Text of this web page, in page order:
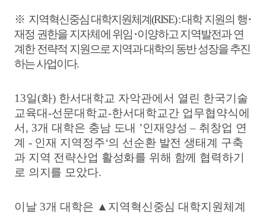
※ 지역혁신중심 대학지원체계(RISE) :대학 지원의 행･
재정 권한을 지자체에 위임 ･이양하고 지역발전과 연
계한 전략적 지원으로 지역과 대학의 동반 성장을 추진
하는 사업이다.
13일(화) 한서대학교 자악관에서 열린 한국기술
교육대-선문대학교-한서대학교간 업무협약식에
서 , 3개 대학은 충남 도내 ’인재양성– 취창업 연
계 - 인재 지역정주‘의 선순환 발전 생태계 구축
과 지역 전략산업 활성화를 위해 함께 협력하기
로 의지를 모았다.
이날 3개 대학은 ▲ 지 역혁신중심 대학지원체계